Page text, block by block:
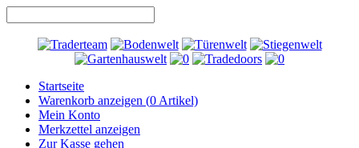
Startseite
Warenkorb anzeigen (0 Artikel)
Mein Konto
Merkzettel anzeigen
Zur Kasse gehen